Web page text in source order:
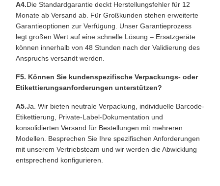
A4.Die Standardgarantie deckt Herstellungsfehler für 12
Monate ab Versand ab. Für Großkunden stehen erweiterte
Garantieoptionen zur Verfügung. Unser Garantieprozess
legt großen Wert auf eine schnelle Lösung – Ersatzgeräte
können innerhalb von 48 Stunden nach der Validierung des
Anspruchs versandt werden.
F5. Können Sie kundenspezifische Verpackungs- oder
Etikettierungsanforderungen unterstützen?
A5.Ja. Wir bieten neutrale Verpackung, individuelle Barcode-
Etikettierung, Private-Label-Dokumentation und
konsolidierten Versand für Bestellungen mit mehreren
Modellen. Besprechen Sie Ihre spezifischen Anforderungen
mit unserem Vertriebsteam und wir werden die Abwicklung
entsprechend konfigurieren.